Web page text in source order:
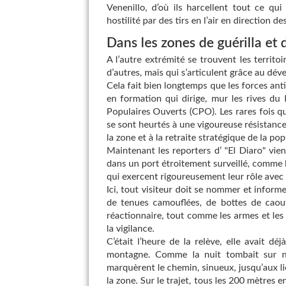
Venenillo, d’où ils harcellent tout ce
hostilité par des tirs en l’air en direction
Dans les zones de guérilla et
A l’autre extrémité se trouvent les
d’autres, mais qui s’articulent grâce au
Cela fait bien longtemps que les forces
en formation qui dirige, mur les rives du
Populaires Ouverts (CPO). Les rares fois
se sont heurtés à une vigoureuse
la zone et à la retraite stratégique de la
Maintenant les reporters d’ "El Diaro"
dans un port étroitement surveillé,
qui exercent rigoureusement leur rôle
Ici, tout visiteur doit se nommer et
de tenues camouflées, de bottes de
réactionnaire, tout comme les armes et
la vigilance.
C’était l’heure de la relève, elle avait
montagne. Comme la nuit tombait sur
marquèrent le chemin, sinueux, jusqu’aux
la zone. Sur le trajet, tous les 200 mètres